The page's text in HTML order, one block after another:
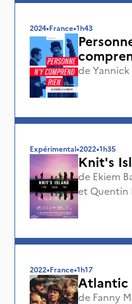
2024•France•1h43
de
Expérimental•2022•1h35
Knit's
de Ekiem
et Quentin
2022•France•1h17
Atlantic
de Fanny